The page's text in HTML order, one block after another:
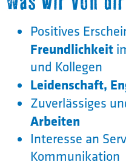
Positives
Freundlichkeit
und Kollegen
Leidenschaft,
Zuverlässiges
Arbeiten
Interesse an
Kommunikation